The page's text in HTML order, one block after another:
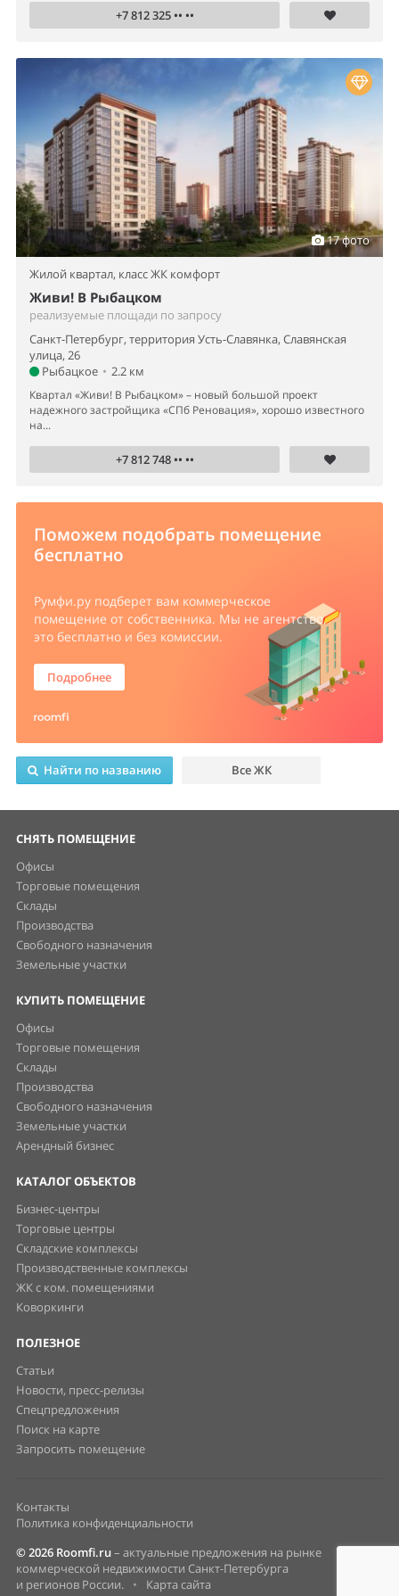
+7 812 325 •• ••
17 фото
Жилой квартал, класс ЖК комфорт
Живи! В Рыбацком
реализуемые площади по запросу
Санкт-Петербург, территория Усть-Славянка, Славянская
улица, 26
Рыбацкое • 2.2 км
Квартал «Живи! В Рыбацком» – новый большой проект
надежного застройщика «СПб Реновация», хорошо известного
на...
+7 812 748 •• ••
Поможем подобрать помещение
бесплатно
Румфи.ру подберет вам коммерческое
помещение от собственника. Мы не агентство,
это бесплатно и без комиссии.
Подробнее
Найти по названию Все ЖК
СНЯТЬ ПОМЕЩЕНИЕ
Офисы
Торговые помещения
Склады
Производства
Свободного назначения
Земельные участки
КУПИТЬ ПОМЕЩЕНИЕ
Офисы
Торговые помещения
Склады
Производства
Свободного назначения
Земельные участки
Арендный бизнес
КАТАЛОГ ОБЪЕКТОВ
Бизнес-центры
Торговые центры
Складские комплексы
Производственные комплексы
ЖК с ком. помещениями
Коворкинги
ПОЛЕЗНОЕ
Статьи
Новости, пресс-релизы
Спецпредложения
Поиск на карте
Запросить помещение
Контакты
Политика конфиденциальности
© 2026 Roomfi.ru– актуальные предложения на рынке
коммерческой недвижимости Санкт-Петербурга
и регионов России.
• Карта сайта